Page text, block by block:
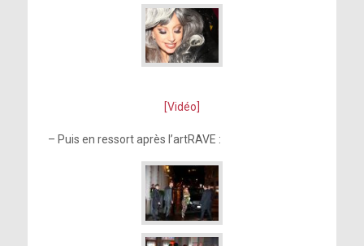
[Vidéo]
– Puis en ressort après l’artRAVE :